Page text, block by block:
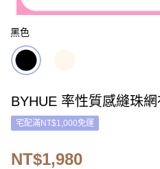
黑色
BYHUE 率性質感縫珠
宅配滿NT$1,000免運
NT$1,980